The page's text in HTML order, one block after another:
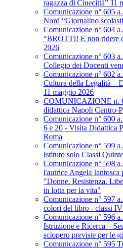
ragazza di Cinecittà” 11
Comunicazione n° 605
Nord “Giornalino
Comunicazione n° 604
“BROTTI! E non ridere
2026
Comunicazione n° 603
Collegio dei Docenti
Comunicazione n° 602
Cultura della Legalità –
11 maggio 2026
COMUNICAZIONE n.
didattica Napoli Centro-
Comunicazione n° 600
6 e 20 - Visita Didattica
Roma
Comunicazione n° 599
Istituto solo Classi
Comunicazione n° 598
l'autrice Angela Iantosca
"Donne. Resistenza.
in lotta per la vita"
Comunicazione n° 597
colori del libro - classi
Comunicazione n° 596
Istruzione e Ricerca –
sciopero previste per le
Comunicazione n° 595